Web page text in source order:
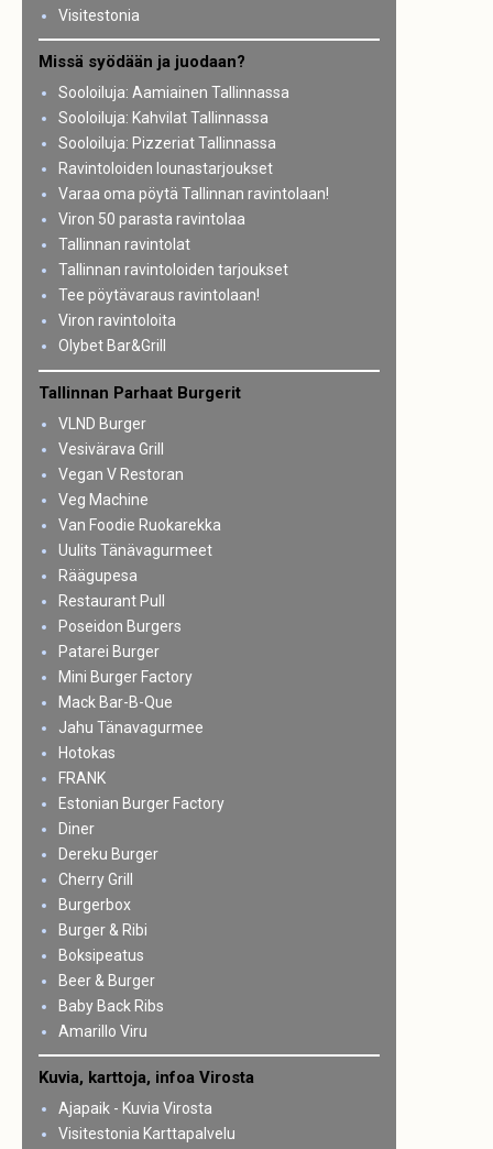
Visitestonia
Missä syödään ja juodaan?
Sooloiluja: Aamiainen Tallinnassa
Sooloiluja: Kahvilat Tallinnassa
Sooloiluja: Pizzeriat Tallinnassa
Ravintoloiden lounastarjoukset
Varaa oma pöytä Tallinnan ravintolaan!
Viron 50 parasta ravintolaa
Tallinnan ravintolat
Tallinnan ravintoloiden tarjoukset
Tee pöytävaraus ravintolaan!
Viron ravintoloita
Olybet Bar&Grill
Tallinnan Parhaat Burgerit
VLND Burger
Vesivärava Grill
Vegan V Restoran
Veg Machine
Van Foodie Ruokarekka
Uulits Tänävagurmeet
Räägupesa
Restaurant Pull
Poseidon Burgers
Patarei Burger
Mini Burger Factory
Mack Bar-B-Que
Jahu Tänavagurmee
Hotokas
FRANK
Estonian Burger Factory
Diner
Dereku Burger
Cherry Grill
Burgerbox
Burger & Ribi
Boksipeatus
Beer & Burger
Baby Back Ribs
Amarillo Viru
Kuvia, karttoja, infoa Virosta
Ajapaik - Kuvia Virosta
Visitestonia Karttapalvelu